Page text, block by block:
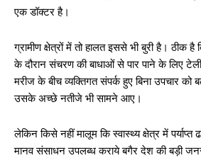
एक डॉक्टर है।
ग्रामीण क्षेत्रों में तो हालत इससे भी बुरी है। ठीक
के दौरान संचरण की बाधाओं से पार पाने के लिए
मरीज के बीच व्यक्तिगत संपर्क हुए बिना उपचार को
उसके अच्छे नतीजे भी सामने आए।
लेकिन किसे नहीं मालूम कि स्वास्थ्य क्षेत्र में पर्याप्त
मानव संसाधन उपलब्ध कराये बगैर देश की बड़ी